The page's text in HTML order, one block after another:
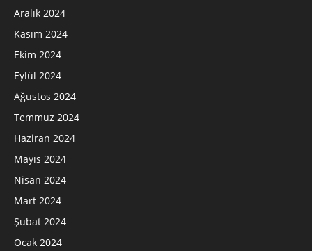
Aralık 2024
Kasım 2024
Ekim 2024
Eylül 2024
Ağustos 2024
Temmuz 2024
Haziran 2024
Mayıs 2024
Nisan 2024
Mart 2024
Şubat 2024
Ocak 2024